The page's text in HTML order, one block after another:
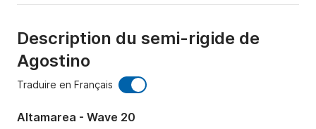
Description du semi-rigide de
Agostino
Traduire en Français
Altamarea - Wave 20